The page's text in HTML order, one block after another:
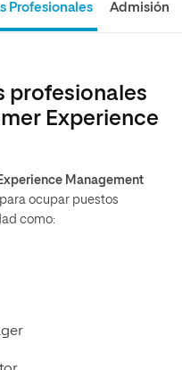
Profesionales Admisión
profesionales
Experience
Management
ocupar puestos
como: